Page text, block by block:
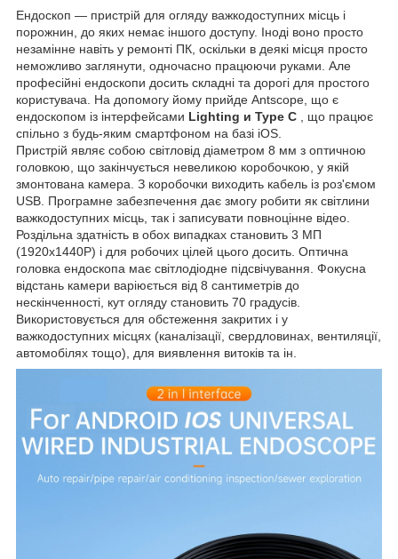
Ендоскоп — пристрій для огляду важкодоступних місць і
порожнин, до яких немає іншого доступу. Іноді воно просто
незамінне навіть у ремонті ПК, оскільки в деякі місця просто
неможливо заглянути, одночасно працюючи руками. Але
професійні ендоскопи досить складні та дорогі для простого
користувача. На допомогу йому прийде Antscope, що є
ендоскопом із інтерфейсами Lighting и Type C
, що працює
спільно з будь-яким смартфоном на базі iOS.
Пристрій являє собою світловід діаметром 8 мм з оптичною
головкою, що закінчується невеликою коробочкою, у якій
змонтована камера. З коробочки виходить кабель із роз'ємом
USB. Програмне забезпечення дає змогу робити як світлини
важкодоступних місць, так і записувати повноцінне відео.
Роздільна здатність в обох випадках становить 3 МП
(1920х1440Р) і для робочих цілей цього досить. Оптична
головка ендоскопа має світлодіодне підсвічування. Фокусна
відстань камери варіюється від 8 сантиметрів до
нескінченності, кут огляду становить 70 градусів.
Використовується для обстеження закритих і у
важкодоступних місцях (каналізації, свердловинах, вентиляції,
автомобілях тощо), для виявлення витоків та ін.